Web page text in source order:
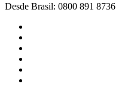
Desde Brasil: 0800 891 8736